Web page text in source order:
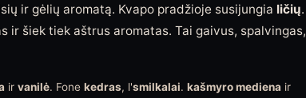
ir gėlių aromatą. Kvapo pradžioje susijungia ličių.
ir šiek tiek aštrus aromatas. Tai gaivus, spalvingas,
ir vanilė. Fone kedras, l'smilkalai. kašmyro mediena ir